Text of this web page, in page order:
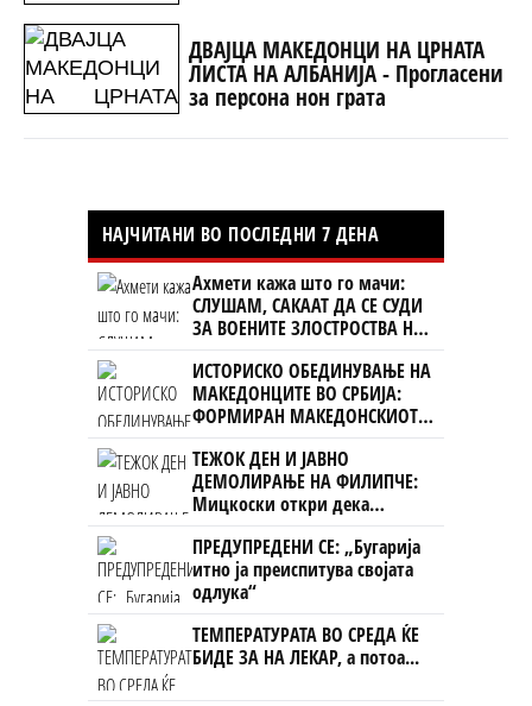
ДВАЈЦА МАКЕДОНЦИ НА ЦРНАТА
ЛИСТА НА АЛБАНИЈА - Прогласени
за персона нон грата
НАЈЧИТАНИ ВО ПОСЛЕДНИ 7 ДЕНА
Ахмети кажа што го мачи:
СЛУШАМ, САКААТ ДА СЕ СУДИ
ЗА ВОЕНИТЕ ЗЛОСТРОСТВА НА
УЧК...
ИСТОРИСКО ОБЕДИНУВАЊЕ НА
МАКЕДОНЦИТЕ ВО СРБИЈА:
ФОРМИРАН МАКЕДОНСКИОТ
НАЦИОНАЛЕН СОЈУЗ
ТЕЖОК ДЕН И ЈАВНО
ДЕМОЛИРАЊЕ НА ФИЛИПЧЕ:
Мицкоски откри дека
човекот појма нема од
ништо, освен за кеш
ПРЕДУПРЕДЕНИ СЕ: „Бугарија
итно ја преиспитува својата
одлука“
ТЕМПЕРАТУРАТА ВО СРЕДА ЌЕ
БИДЕ ЗА НА ЛЕКАР, а потоа...